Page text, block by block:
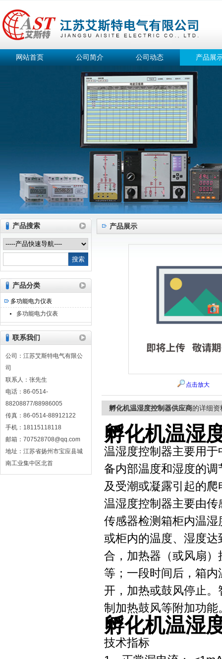
江苏艾斯特电气有限公司
网站首页 公司简介 公司动态 产品展
产品搜索
产品分类
多功能电力仪表
多功能电力仪表
联系我们
公司：江苏艾斯特电气有限公
司
联系人：张先生
电话：86-0514-
88208877/88986005
传真：86-0514-88912122
手机：18115118118
邮箱：707528708@qq.com
地址：江苏省扬州市宝应县城
南工业集中区北首
产品展示
点击放大
孵化机温湿度控制器供应商的详细资
孵化机温湿
温湿度控制器主要用
备内部温度和湿度的
及受潮或凝露引起的
温湿度控制器主要由
传感器检测箱柜内温
或柜内的温度、湿度
合，加热器（或风扇
等；一段时间后，箱
开，加热或鼓风停止
制加热鼓风等附加功能
孵化机温湿
技术指标